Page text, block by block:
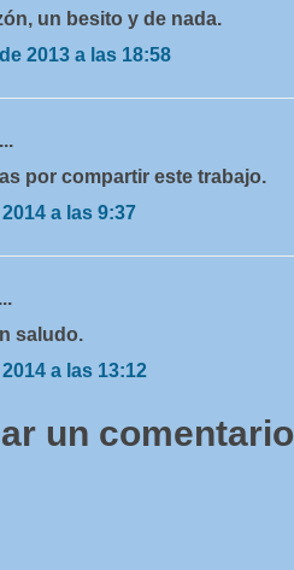
un besito y de nada.
2013 a las 18:58
por compartir este trabajo.
a las 9:37
saludo.
a las 13:12
un comentario